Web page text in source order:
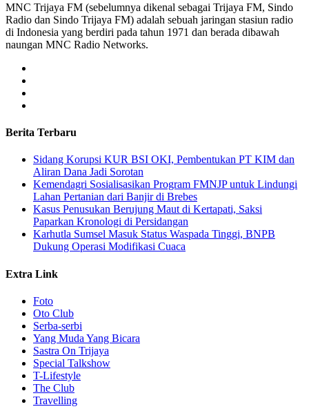
MNC Trijaya FM (sebelumnya dikenal sebagai Trijaya FM, Sindo
Radio dan Sindo Trijaya FM) adalah sebuah jaringan stasiun radio
di Indonesia yang berdiri pada tahun 1971 dan berada dibawah
naungan MNC Radio Networks.
Berita Terbaru
Sidang Korupsi KUR BSI OKI, Pembentukan PT KIM dan
Aliran Dana Jadi Sorotan
Kemendagri Sosialisasikan Program FMNJP untuk Lindungi
Lahan Pertanian dari Banjir di Brebes
Kasus Penusukan Berujung Maut di Kertapati, Saksi
Paparkan Kronologi di Persidangan
Karhutla Sumsel Masuk Status Waspada Tinggi, BNPB
Dukung Operasi Modifikasi Cuaca
Extra Link
Foto
Oto Club
Serba-serbi
Yang Muda Yang Bicara
Sastra On Trijaya
Special Talkshow
T-Lifestyle
The Club
Travelling